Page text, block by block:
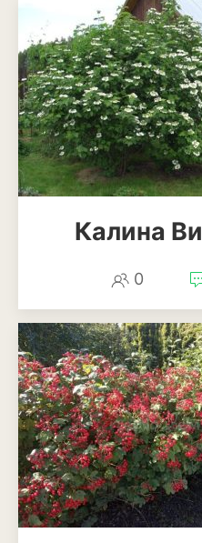
Облепиха
Персик
Слива
Смородина
Фундук или лещина
Шелковица
Яблоня
Пряные и лекарственные
растения
Базилик
Душица
Кинза или кориандр
Калина
0